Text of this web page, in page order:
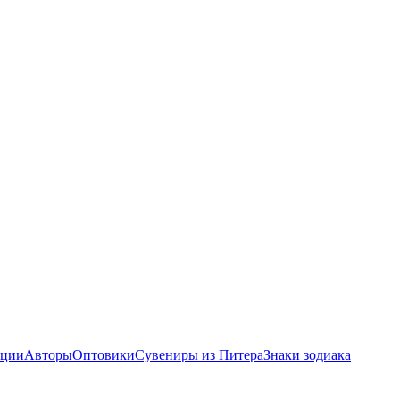
АвторыОптовикиСувениры из ПитераЗнаки зодиака